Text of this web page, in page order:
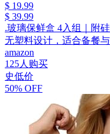
$ 19.99
$ 39.99
.玻璃保鲜盒 4入组｜附
无塑料设计，适合备餐
amazon
125人购买
史低价
50% OFF